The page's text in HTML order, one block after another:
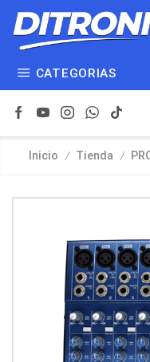
CATEGORIAS
Inicio / Tienda /